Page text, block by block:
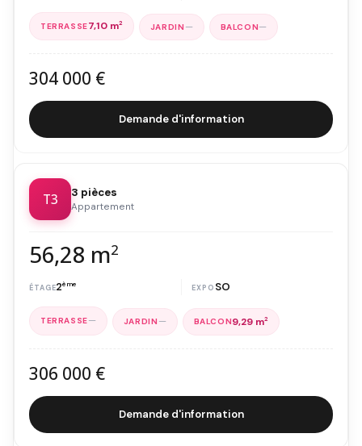
7,10 m2 — —
304 000 €
Demande d'information
T3 3 pièces
Appartement
56,28 m2
2ème SO
— — 9,29 m2
306 000 €
Demande d'information